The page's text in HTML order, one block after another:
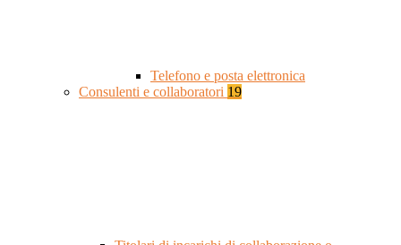
Telefono e posta elettronica
Consulenti e collaboratori 19